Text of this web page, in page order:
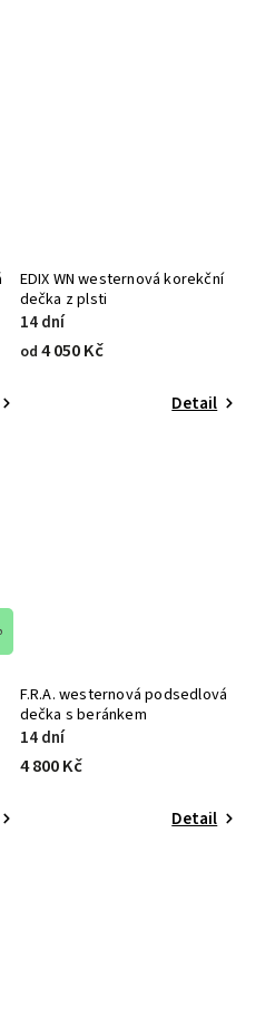
EDIX WN westernová korekční
dečka z plsti
14 dní
od 4 050 Kč
Detail
F.R.A. westernová podsedlová
dečka s beránkem
14 dní
4 800 Kč
Detail